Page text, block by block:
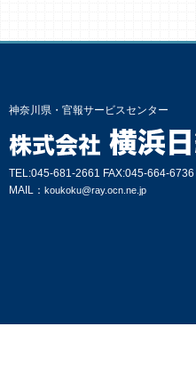
神奈川県・官報サービスセンター
TEL:045-681-2661 FAX:045-664-6736
MAIL： koukoku@ray.ocn.ne.jp